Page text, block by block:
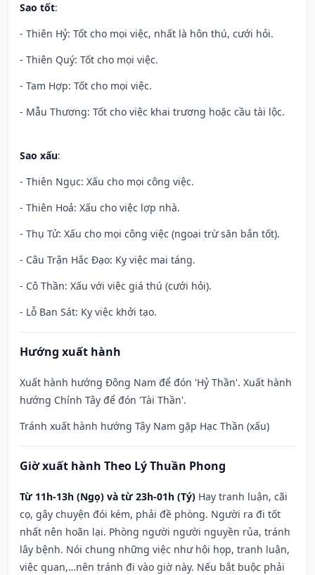
Sao tốt:
- Thiên Hỷ: Tốt cho mọi việc, nhất là hôn thú, cưới hỏi.
- Thiên Quý: Tốt cho mọi việc.
- Tam Hợp: Tốt cho mọi việc.
- Mẫu Thương: Tốt cho việc khai trương hoặc cầu tài lộc.
Sao xấu:
- Thiên Ngục: Xấu cho mọi công việc.
- Thiên Hoả: Xấu cho việc lợp nhà.
- Thụ Tử: Xấu cho mọi công việc (ngoại trừ săn bắn tốt).
- Câu Trận Hắc Đạo: Kỵ việc mai táng.
- Cô Thần: Xấu với việc giá thú (cưới hỏi).
- Lỗ Ban Sát: Kỵ việc khởi tạo.
Hướng xuất hành
Xuất hành hướng Đông Nam để đón 'Hỷ Thần'. Xuất hành
hướng Chính Tây để đón 'Tài Thần'.
Tránh xuất hành hướng Tây Nam gặp Hạc Thần (xấu)
Giờ xuất hành Theo Lý Thuần Phong
Từ 11h-13h (Ngọ) và từ 23h-01h (Tý) Hay tranh luận, cãi
cọ, gây chuyện đói kém, phải đề phòng. Người ra đi tốt
nhất nên hoãn lại. Phòng người người nguyền rủa, tránh
lây bệnh. Nói chung những việc như hội họp, tranh luận,
việc quan,…nên tránh đi vào giờ này. Nếu bắt buộc phải